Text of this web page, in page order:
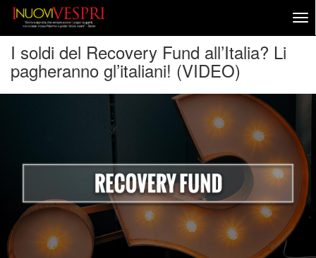
I soldi del Recovery Fund all’Italia? Li
pagheranno gl’italiani! (VIDEO)